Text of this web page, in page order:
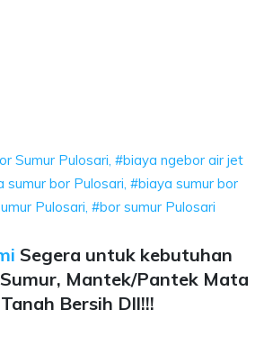
Sumur Pulosari, #biaya ngebor air jet
sumur bor Pulosari, #biaya sumur bor
Pulosari, #bor sumur Pulosari
Segera untuk kebutuhan
Mantek/Pantek Mata
Bersih Dll!!!